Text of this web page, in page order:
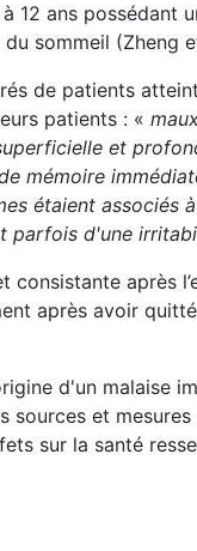
12 ans possédant
sommeil (Zheng
de patients
patients : «
et
mémoire
étaient associés
parfois d'une
après
après avoir
d'un malaise
sources et
sur la santé